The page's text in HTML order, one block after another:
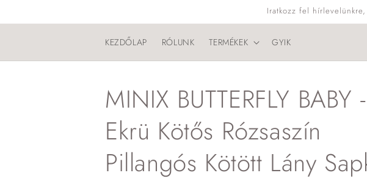
Iratkozz fel
KEZDŐLAP RÓLUNK TERMÉKEK GYIK
MINIX BUTTERFLY BABY -
Ekrü Kötős Rózsaszín
Pillangós Kötött Lány